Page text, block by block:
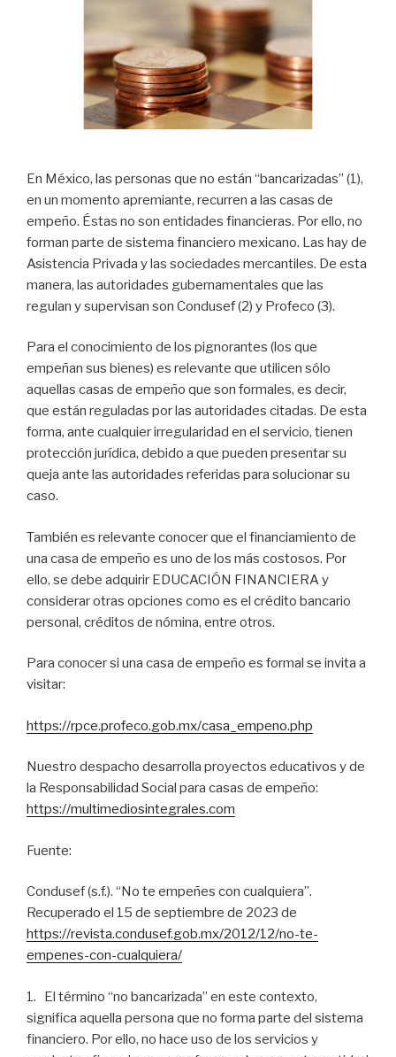
En México, las personas que no están “bancarizadas” (1),
en un momento apremiante, recurren a las casas de
empeño. Éstas no son entidades financieras. Por ello, no
forman parte de sistema financiero mexicano. Las hay de
Asistencia Privada y las sociedades mercantiles. De esta
manera, las autoridades gubernamentales que las
regulan y supervisan son Condusef (2) y Profeco (3).
Para el conocimiento de los pignorantes (los que
empeñan sus bienes) es relevante que utilicen sólo
aquellas casas de empeño que son formales, es decir,
que están reguladas por las autoridades citadas. De esta
forma, ante cualquier irregularidad en el servicio, tienen
protección jurídica, debido a que pueden presentar su
queja ante las autoridades referidas para solucionar su
caso.
También es relevante conocer que el financiamiento de
una casa de empeño es uno de los más costosos. Por
ello, se debe adquirir EDUCACIÓN FINANCIERA y
considerar otras opciones como es el crédito bancario
personal, créditos de nómina, entre otros.
Para conocer si una casa de empeño es formal se invita a
visitar:
https://rpce.profeco.gob.mx/casa_empeno.php
Nuestro despacho desarrolla proyectos educativos y de
la Responsabilidad Social para casas de empeño:
https://multimediosintegrales.com
Fuente:
Condusef (s.f.). “No te empeñes con cualquiera”.
Recuperado el 15 de septiembre de 2023 de
https://revista.condusef.gob.mx/2012/12/no-te-
empenes-con-cualquiera/
1. El término “no bancarizada” en este contexto,
significa aquella persona que no forma parte del sistema
financiero. Por ello, no hace uso de los servicios y